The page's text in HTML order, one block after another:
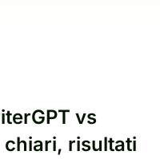
vs
chiari, risultati